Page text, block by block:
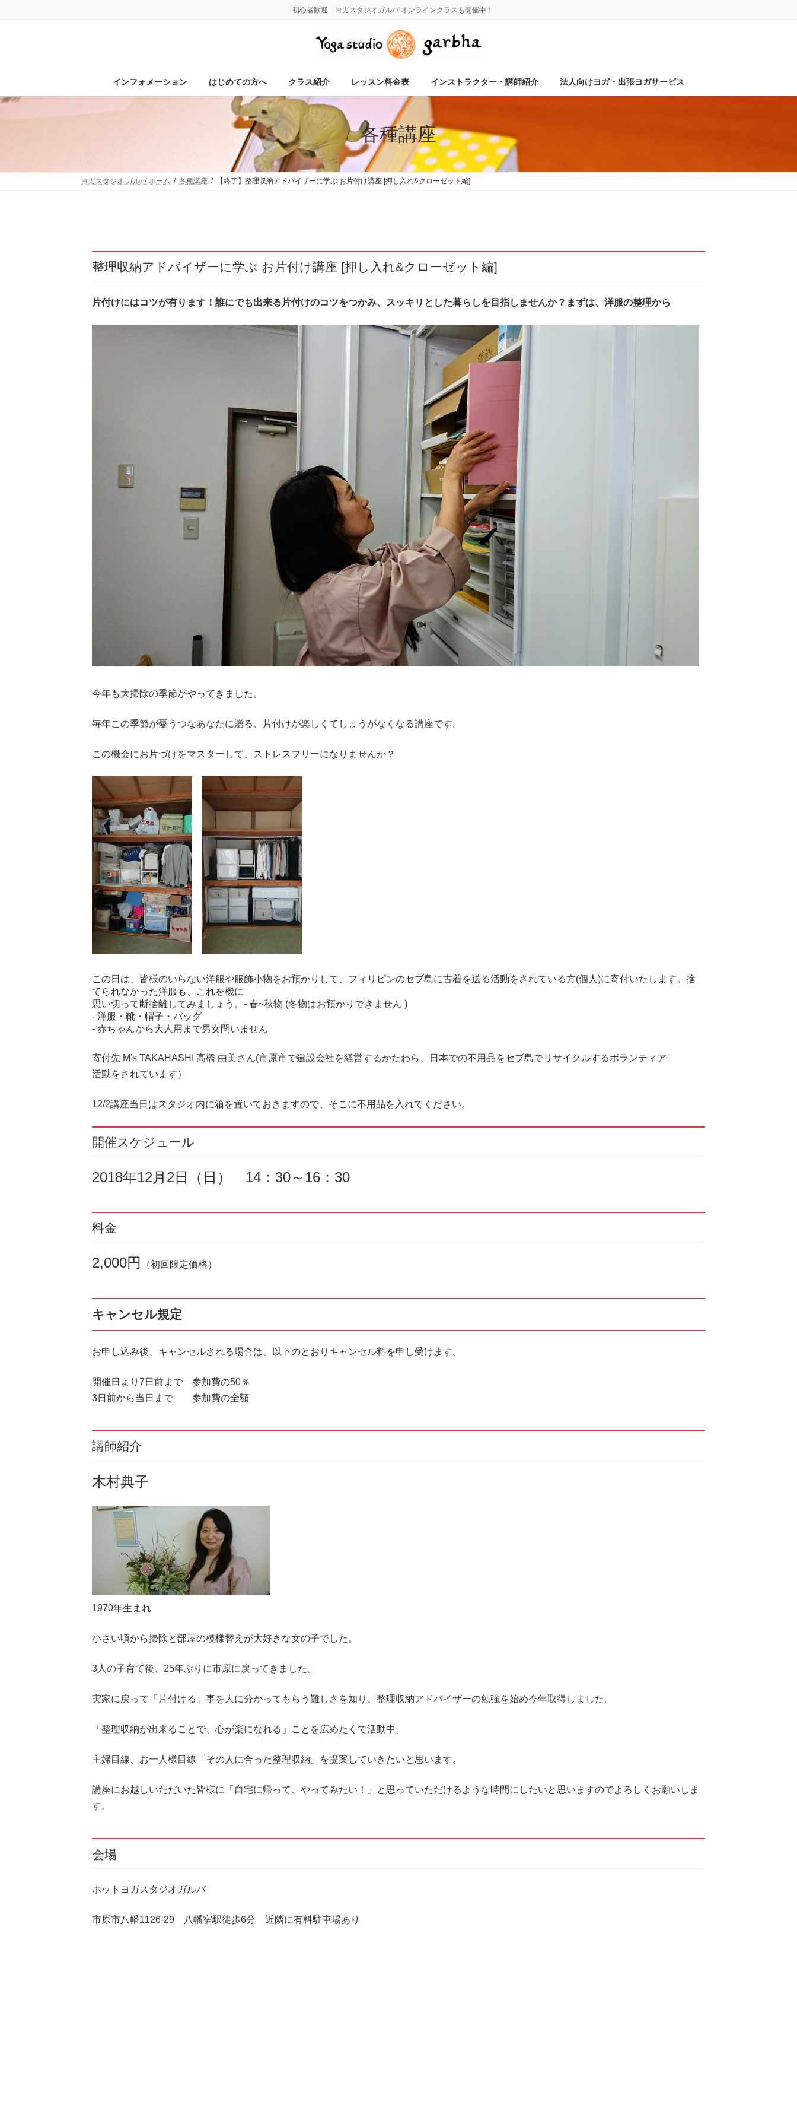
ッ
移
初心者歓迎 ヨガスタジオガルバ オンラインクラスも開催中！
インフォメーション はじめての方へ クラス紹介 レッスン料金表 インストラクター・講師紹介 法人向けヨガ・出張ヨガサービス
各種講座
ヨガスタジオ ガルバ ホーム 各種講座 【終了】整理収納アドバイザーに学ぶ お片付け講座 [押し入れ&クローゼット編]
整理収納アドバイザーに学ぶ お片付け講座 [押し入れ&クローゼット編]
片付けにはコツが有ります！誰にでも出来る片付けのコツをつかみ、スッキリとした暮らしを目指しませんか？まずは、洋服の整理から
今年も大掃除の季節がやってきました。
毎年この季節が憂うつなあなたに贈る、片付けが楽しくてしょうがなくなる講座です。
この機会にお片づけをマスターして、ストレスフリーになりませんか？
この日は、皆様のいらない洋服や服飾小物をお預かりして、フィリピンのセブ島に古着を送る活動をされている方(個人)に寄付いたします。捨
てられなかった洋服も、これを機に
思い切って断捨離してみましょう。- 春~秋物 (冬物はお預かりできません )
- 洋服・靴・帽子・バッグ
- 赤ちゃんから大人用まで男女問いません
寄付先 M's TAKAHASHI 高橋 由美さん(市原市で建設会社を経営するかたわら、日本での不用品をセブ島でリサイクルするボランティア
活動をされています）
12/2講座当日はスタジオ内に箱を置いておきますので、そこに不用品を入れてください。
開催スケジュール
2018年12月2日（日） 14：30～16：30
料金
2,000円 （初回限定価格）
キャンセル規定
お申し込み後、キャンセルされる場合は、以下のとおりキャンセル料を申し受けます。
開催日より7日前まで 参加費の50％
3日前から当日まで 参加費の全額
講師紹介
木村典子
1970年生まれ
小さい頃から掃除と部屋の模様替えが大好きな女の子でした。
3人の子育て後、25年ぶりに市原に戻ってきました。
実家に戻って「片付ける」事を人に分かってもらう難しさを知り、整理収納アドバイザーの勉強を始め今年取得しました。
「整理収納が出来ることで、心が楽になれる」ことを広めたくて活動中。
主婦目線、お一人様目線「その人に合った整理収納」を提案していきたいと思います。
講座にお越しいただいた皆様に「自宅に帰って、やってみたい！」と思っていただけるような時間にしたいと思いますのでよろしくお願いしま
す。
会場
ホットヨガスタジオガルバ
市原市八幡1126-29 八幡宿駅徒歩6分 近隣に有料駐車場あり